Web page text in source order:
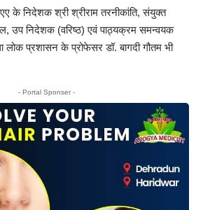
के निदेशक श्री श्रीराम तरनीकांति, संयुक्त
उप निदेशक (वरिष्ठ) एवं पाठ्यक्रम समन्वयक
प्रशासन के प्रोफेसर डॉ. बागदी गौतम भी
- Portal Sponser -